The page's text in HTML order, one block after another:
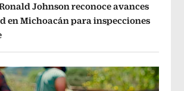
Johnson reconoce avances
en Michoacán para inspecciones